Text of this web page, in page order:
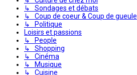
↳ Sondages et débats
↳ Coup de coeur & Coup de gueule
↳ Politique
Loisirs et passions
↳ People
↳ Shopping
↳ Cinéma
↳ Musique
↳ Cuisine